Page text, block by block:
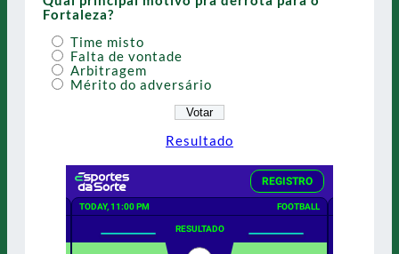
Fortaleza?
Time misto
Falta de vontade
Arbitragem
Mérito do adversário
Resultado